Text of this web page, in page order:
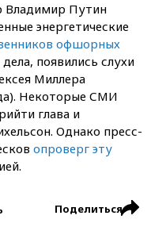
Владимир Путин
энергетические
офшорных
появились слухи
Миллера
Некоторые СМИ
глава и
Однако пресс-
опроверг эту
Поделиться